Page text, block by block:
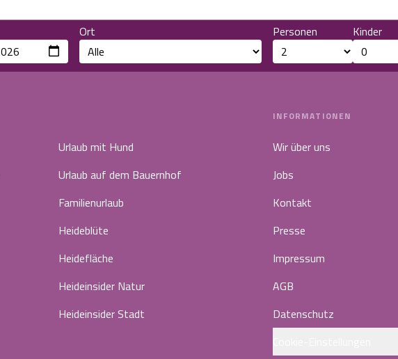
Ort Personen
Kinder
Urlaub mit Hund
Urlaub auf dem Bauernhof
Familienurlaub
Heideblüte
Heidefläche
Heideinsider Natur
Heideinsider Stadt
INFORMATIONEN
Wir über uns
Jobs
Kontakt
Presse
Impressum
AGB
Datenschutz